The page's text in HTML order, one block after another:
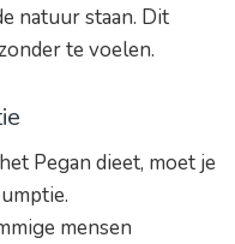
natuur staan. Dit
te voelen.
Pegan dieet, moet je
mensen